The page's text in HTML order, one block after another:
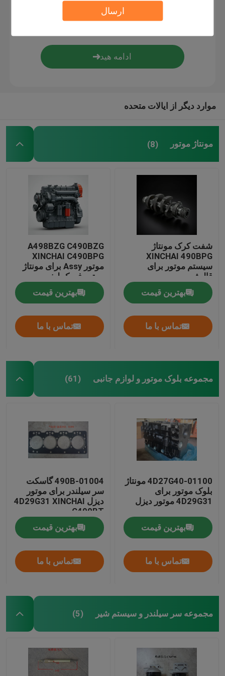
ارسال
سیستم تامین روغن
سیستم خنک کننده
کفش ترمز
موارد دیگر از ایالات متحده
مونتاژ موتور (8)
شفت کرک مونتاژ
XINCHAI 490BPG
سیستم موتور برای
قالیشویی
بهترین قیمت
تماس با ما
A498BZG C490BZG
XINCHAI C490BPG
موتور Assy برای مونتاژ
موتور فورک لیفت
بهترین قیمت
تماس با ما
مجموعه بلوک موتور و لوازم جانبی (61)
4D27G40-01100 مونتاژ
بلوک موتور برای
4D29G31 موتور دیزل
بهترین قیمت
تماس با ما
490B-01004 گاسکت
سر سیلندر برای موتور
دیزل 4D29G31 XINCHAI
C490BT
بهترین قیمت
تماس با ما
مجموعه سر سیلندر و سیستم شیر (5)